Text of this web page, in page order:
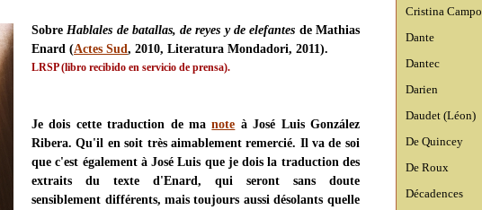
Cristina Campo
Dante
Dantec
Darien
Daudet (Léon)
De Quincey
De Roux
Décadences
Sobre Hablales de batallas, de reyes y de elefantes de Mathias
Enard (Actes Sud, 2010, Literatura Mondadori, 2011).
LRSP (libro recibido en servicio de prensa).
Je dois cette traduction de manote à José Luis González
Ribera. Qu'il en soit très aimablement remercié. Il va de soi
que c'est également à José Luis que je dois la traduction des
extraits du texte d'Enard, qui seront sans doute
sensiblement différents, mais toujours aussi désolants quelle